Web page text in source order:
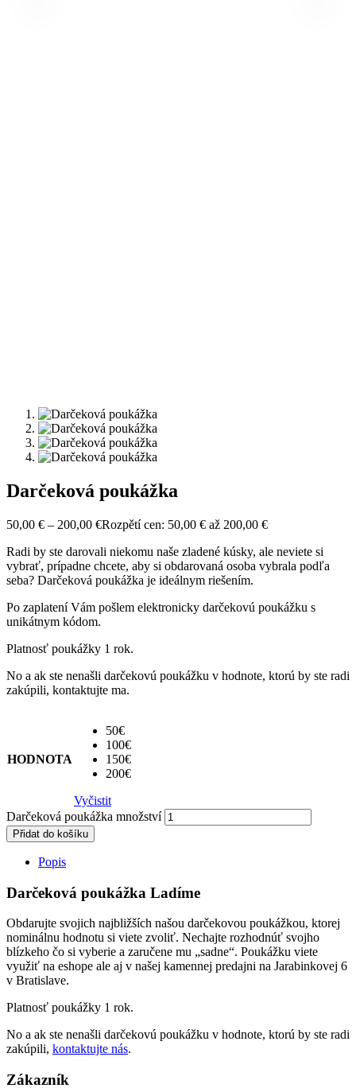
Darčeková poukážka
50,00 € – 200,00 €Rozpětí cen: 50,00 € až 200,00 €
Radi by ste darovali niekomu naše zladené kúsky, ale neviete si
vybrať, prípadne chcete, aby si obdarovaná osoba vybrala podľa
seba? Darčeková poukážka je ideálnym riešením.
Po zaplatení Vám pošlem elektronicky darčekovú poukážku s
unikátnym kódom.
Platnosť poukážky 1 rok.
No a ak ste nenašli darčekovú poukážku v hodnote, ktorú by ste radi
zakúpili, kontaktujte ma.
HODNOTA
50€
100€
150€
200€
Vyčistit
Darčeková poukážka množství
Přidat do košíku
Popis
Darčeková poukážka Ladíme
Obdarujte svojich najbližších našou darčekovou poukážkou, ktorej
nominálnu hodnotu si viete zvoliť. Nechajte rozhodnúť svojho
blízkeho čo si vyberie a zaručene mu „sadne“. Poukážku viete
využiť na eshope ale aj v našej kamennej predajni na Jarabinkovej 6
v Bratislave.
Platnosť poukážky 1 rok.
No a ak ste nenašli darčekovú poukážku v hodnote, ktorú by ste radi
zakúpili, kontaktujte nás.
Zákazník